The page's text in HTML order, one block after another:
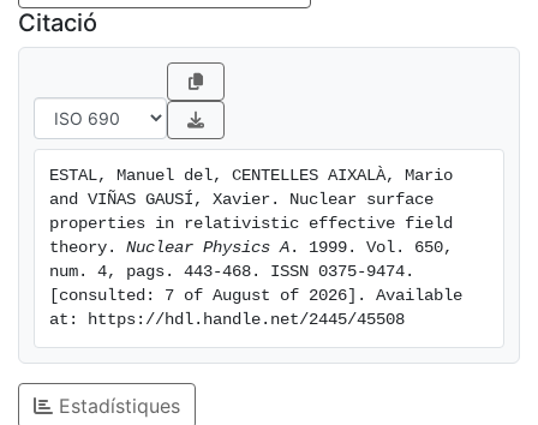
Citació
ESTAL, Manuel del, CENTELLES AIXALÀ, Mario
and VIÑAS GAUSÍ, Xavier. Nuclear surface
properties in relativistic effective field
theory. Nuclear Physics A . 1999. Vol. 650,
num. 4, pags. 443-468. ISSN 0375-9474.
[consulted: 7 of August of 2026]. Available
at: https://hdl.handle.net/2445/45508
Estadístiques